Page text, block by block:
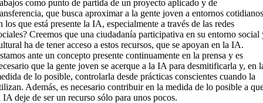
como punto de partida de un proyecto aplicado y de
que busca aproximar a la gente joven a entornos
los que está presente la IA, especialmente a través de las redes
Creemos que una ciudadanía participativa en su entorno social
ha de tener acceso a estos recursos, que se apoyan en la IA.
ante un concepto presente continuamente en la prensa y es
que la gente joven se acerque a la IA para desmitificarla y, en
de lo posible, controlarla desde prácticas conscientes cuando la
Además, es necesario contribuir en la medida de lo posible a
IA deje de ser un recurso sólo para unos pocos.